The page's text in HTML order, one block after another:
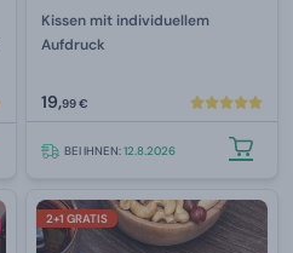
Kissen mit individuellem
Aufdruck
19,99 €
BEI IHNEN:12.8.2026
2+1 GRATIS